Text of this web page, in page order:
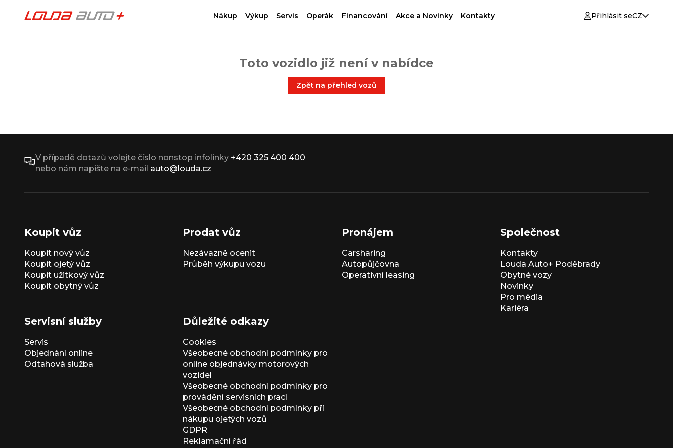
Nákup Výkup Servis Operák Financování Akce a Novinky Kontakty Přihlásit seCZ
Toto vozidlo již není v nabídce
Zpět na přehled vozů
V případě dotazů volejte číslo nonstop infolinky +420 325 400 400
nebo nám napište na e-mail auto@louda.cz
Koupit vůz
Koupit nový vůz
Koupit ojetý vůz
Koupit užitkový vůz
Koupit obytný vůz
Prodat vůz
Nezávazně ocenit
Průběh výkupu vozu
Pronájem
Carsharing
Autopůjčovna
Operativní leasing
Společnost
Kontakty
Louda Auto+ Poděbrady
Obytné vozy
Novinky
Pro média
Kariéra
Servisní služby
Servis
Objednání online
Odtahová služba
Důležité odkazy
Cookies
Všeobecné obchodní podmínky pro
online objednávky motorových
vozidel
Všeobecné obchodní podmínky pro
provádění servisních prací
Všeobecné obchodní podmínky při
nákupu ojetých vozů
GDPR
Reklamační řád